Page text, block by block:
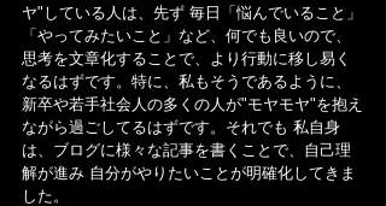
ヤ"している人は、先ず 毎日「悩んでいること」
「やってみたいこと」など、何でも良いので、
思考を文章化することで、より行動に移し易く
なるはずです。特に、私もそうであるように、
新卒や若手社会人の多くの人が"モヤモヤ"を抱え
ながら過ごしてるはずです。それでも 私自身
は、ブログに様々な記事を書くことで、自己理
解が進み 自分がやりたいことが明確化してきま
した。